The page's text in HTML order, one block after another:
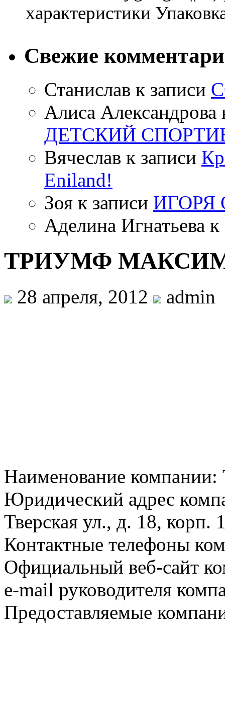
характеристики
Свежие
Станислав к записи
Алиса Александрова
ДЕТСКИЙ
Вячеслав к записи
Eniland!
Зоя к записи ИГОРЯ
Аделина Игнатьева к
ТРИУМФ
28 апреля, 2012 admin
Наименование
Юридический адрес
Тверская ул., д. 18, корп.
Контактные телефоны
Официальный веб-сайт
e-mail руководителя
Предоставляемые